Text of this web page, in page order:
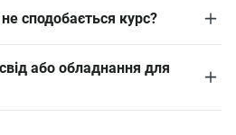
сподобається курс?
або обладнання для